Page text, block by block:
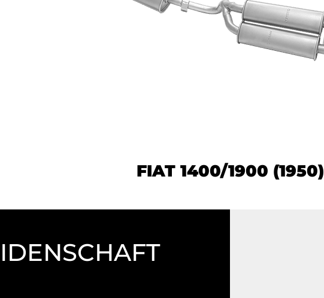
FIAT 1400/1900 (1950)